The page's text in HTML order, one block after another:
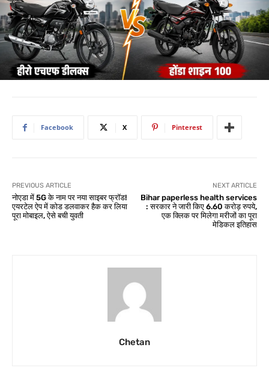
Facebook X Pinterest
PREVIOUS ARTICLE
नोएडा में 5G के नाम पर नया साइबर फ्रॉड!
एयरटेल ऐप में कोड डलवाकर हैक कर लिया
पूरा मोबाइल, ऐसे बची युवती
NEXT ARTICLE
Bihar paperless health services
: सरकार ने जारी किए 6.60 करोड़ रुपये,
एक क्लिक पर मिलेगा मरीजों का पूरा
मेडिकल इतिहास
Chetan